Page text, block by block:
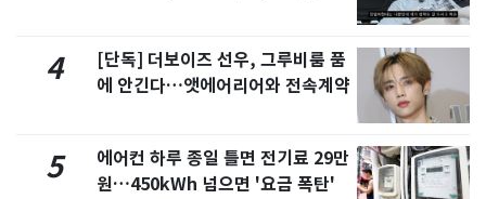
4
[단독] 더보이즈 선우, 그루비룸 품
에 안긴다…앳에어리어와 전속계약
5
에어컨 하루 종일 틀면 전기료 29만
원…450kWh 넘으면 '요금 폭탄'